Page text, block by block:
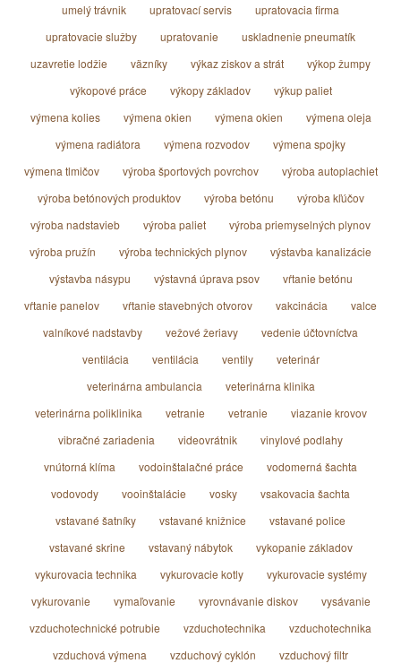
umelý trávnik
upratovací servis
upratovacia firma
upratovacie služby
upratovanie
uskladnenie pneumatík
uzavretie lodžie
väzníky výkaz ziskov a strát
výkop žumpy
výkopové práce
výkopy základov
výkup paliet
výmena kolies
výmena okien výmena okien
výmena oleja
výmena radiátora
výmena rozvodov
výmena spojky
výmena tlmičov
výroba športových povrchov
výroba autoplachiet
výroba betónových produktov
výroba betónu
výroba kľúčov
výroba nadstavieb
výroba paliet
výroba priemyselných plynov
výroba pružín
výroba technických plynov
výstavba kanalizácie
výstavba násypu
výstavná úprava psov
vŕtanie betónu
vŕtanie panelov
vŕtanie stavebných otvorov vakcinácia
valce
valníkové nadstavby
vežové žeriavy
vedenie účtovníctva
ventilácia
ventilácia ventily
veterinár
veterinárna ambulancia
veterinárna klinika
veterinárna poliklinika
vetranie vetranie
viazanie krovov
vibračné zariadenia
videovrátnik
vinylové podlahy
vnútorná klíma
vodoinštalačné práce
vodomerná šachta
vodovody
vooinštalácie vosky
vsakovacia šachta
vstavané šatníky
vstavané knižnice
vstavané police
vstavané skrine
vstavaný nábytok
vykopanie základov
vykurovacia technika
vykurovacie kotly
vykurovacie systémy
vykurovanie
vymaľovanie vyrovnávanie diskov
vysávanie
vzduchotechnické potrubie
vzduchotechnika
vzduchotechnika
vzduchová výmena
vzduchový cyklón
vzduchový filtr